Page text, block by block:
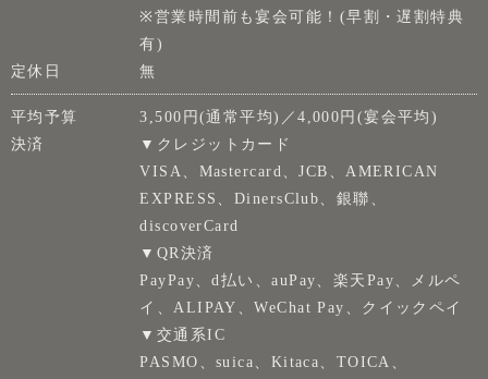
※営業時間前も宴会可能！(早割・遅割特典
有)
定休日
無
平均予算
3,500円(通常平均)／4,000円(宴会平均)
決済
▼クレジットカード
VISA、Mastercard、JCB、AMERICAN
EXPRESS、DinersClub、銀聯、
discoverCard
▼QR決済
PayPay、d払い、auPay、楽天Pay、メルペ
イ、ALIPAY、WeChat Pay、クイックペイ
▼交通系IC
PASMO、suica、Kitaca、TOICA、